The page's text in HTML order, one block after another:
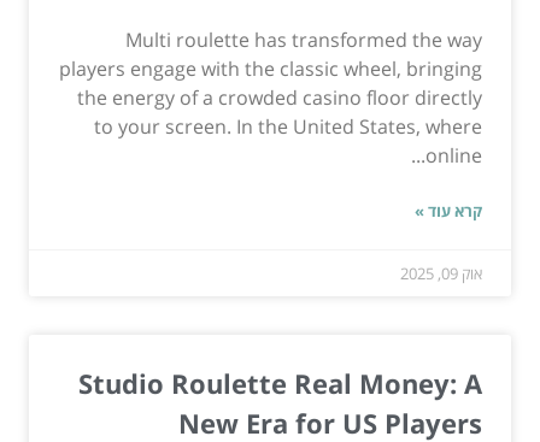
Multi roulette has transformed the way
players engage with the classic wheel, bringing
the energy of a crowded casino floor directly
to your screen. In the United States, where
online...
קרא עוד »
אוק 09, 2025
Studio Roulette Real Money: A
New Era for US Players